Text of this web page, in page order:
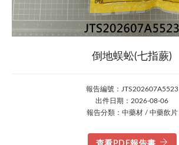
倒地蜈蚣(七指蕨)
報告編號：JTS202607A5523
出件日期：2026-08-06
報告分類：中藥材 / 中藥飲片